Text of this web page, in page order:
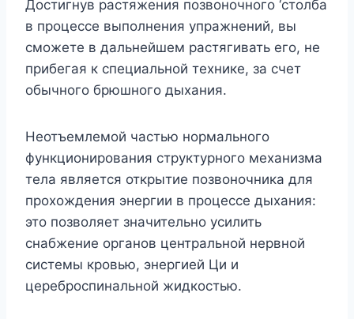
Достигнув растяжения позвоночного ‘столба
в процессе выполнения упражнений, вы
сможете в дальнейшем растягивать его, не
прибегая к специальной технике, за счет
обычного брюшного дыхания.
Неотъемлемой частью нормального
функционирования структурного механизма
тела является открытие позвоночника для
прохождения энергии в процессе дыхания:
это позволяет значительно усилить
снабжение органов центральной нервной
системы кровью, энергией Ци и
цереброспинальной жидкостью.